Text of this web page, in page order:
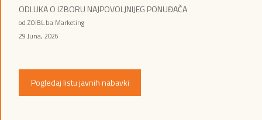
ODLUKA O IZBORU NAJPOVOLJNIJEG PONUĐAČA
od ZOI84.ba Marketing
29 Juna, 2026
Pogledaj listu javnih nabavki